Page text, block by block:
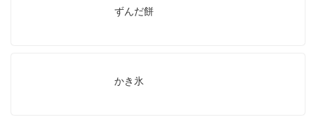
ずんだ餅
かき氷